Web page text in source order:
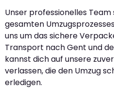
Unser professionelles
gesamten
uns um das sichere
Transport nach Gent und
kannst dich auf unsere
verlassen, die den Umzug
erledigen.